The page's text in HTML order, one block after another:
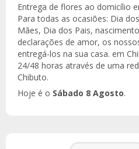
Entrega de flores ao domicílio
Para todas as ocasiões: Dia
Mães, Dia dos Pais,
declarações de amor, os
entregá-los na sua casa. em
24/48 horas através de uma
Chibuto.
Hoje é o Sábado 8 Agosto.